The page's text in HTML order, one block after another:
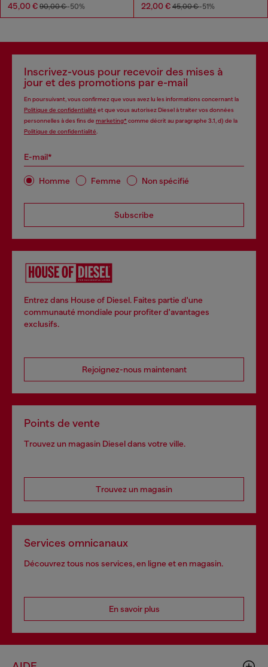
45,00 € 90,00 €-50% 22,00 € 45,00 €-51%
Inscrivez-vous pour recevoir des mises à
jour et des promotions par e-mail
En poursuivant, vous confirmez que vous avez lu les informations concernant la
Politique de confidentialité et que vous autorisez Diesel à traiter vos données
personnelles à des fins de marketing*comme décrit au paragraphe 3.1, d) de la
Politique de confidentialité
E-mail*
Homme Femme Non spécifié
Subscribe
Entrez dans House of Diesel. Faites partie d'une
communauté mondiale pour profiter d'avantages
exclusifs.
Rejoignez-nous maintenant
Points de vente
Trouvez un magasin Diesel dans votre ville.
Trouvez un magasin
Services omnicanaux
Découvrez tous nos services, en ligne et en magasin.
En savoir plus